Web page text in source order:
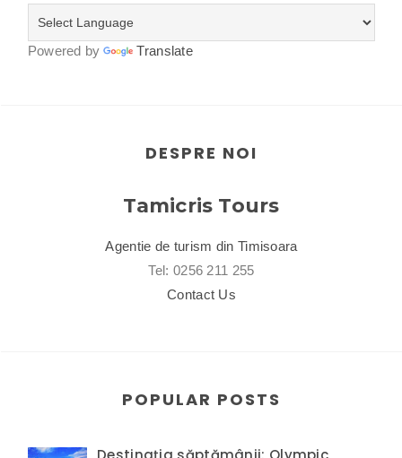
Powered by Translate
DESPRE NOI
Tamicris Tours
Agentie de turism din Timisoara
Tel: 0256 211 255
Contact Us
POPULAR POSTS